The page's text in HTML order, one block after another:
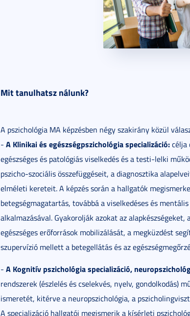
Mit tanulhatsz nálunk?
A pszichológia MA képzésben négy szakirány közül
- A Klinikai és egészségpszichológia specializáció:célja
egészséges és patológiás viselkedés és a testi-lelki
pszicho-szociális összefüggéseit, a diagnosztika
elméleti kereteit. A képzés során a hallgatók
betegségmagatartás, továbbá a viselkedéses és
alkalmazásával. Gyakorolják azokat az
egészséges erőforrások mobilizálását, a megküzdést
szupervízió mellett a betegellátás és az
- A Kognitív pszichológia specializáció,
rendszerek (észlelés és cselekvés, nyelv, gondolkodás)
ismeretét, kitérve a neuropszichológia, a
A specializáció hallgatói megismerik a kísérleti